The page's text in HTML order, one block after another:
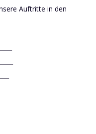
Auftritte in den